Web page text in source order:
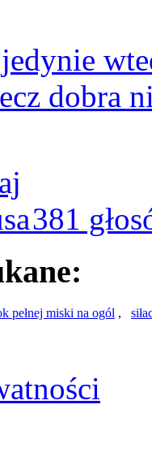
dobra
381
pełnej miski na ogól ,